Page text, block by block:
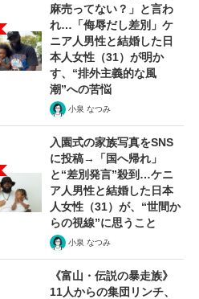
麻売ってない？」と言わ
れ…「侮辱だし差別」ケ
ニア人男性と結婚した日
本人女性（31）が明か
す、“排外主義的な風
潮”への苦悩
小泉 なつみ
入園式の家族写真をSNS
に投稿→「国へ帰れ」
と“差別発言”殺到…ケニ
ア人男性と結婚した日本
人女性（31）が、“世間か
らの視線”に思うこと
小泉 なつみ
《富山・伝説の暴走族》
11人からの集団リンチ、